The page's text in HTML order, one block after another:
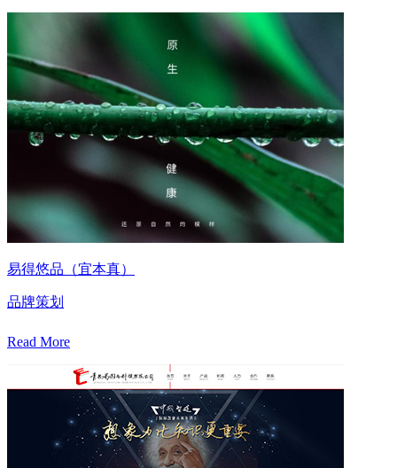
易得悠品（宜本真）
品牌策划
Read More